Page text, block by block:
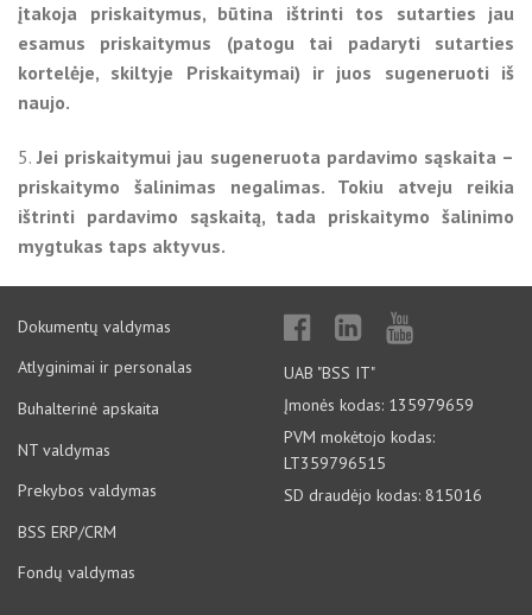
įtakoja priskaitymus, būtina ištrinti tos sutarties jau
esamus priskaitymus (patogu tai padaryti sutarties
kortelėje, skiltyje Priskaitymai) ir juos sugeneruoti iš
naujo.
5.Jei priskaitymui jau sugeneruota pardavimo sąskaita –
priskaitymo šalinimas negalimas. Tokiu atveju reikia
ištrinti pardavimo sąskaitą, tada priskaitymo šalinimo
mygtukas taps aktyvus.
Dokumentų valdymas
Atlyginimai ir personalas
Buhalterinė apskaita
NT valdymas
Prekybos valdymas
BSS ERP/CRM
Fondų valdymas
UAB "BSS IT"
Įmonės kodas: 135979659
PVM mokėtojo kodas:
LT359796515
SD draudėjo kodas: 815016